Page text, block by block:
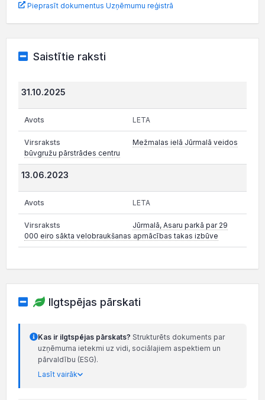
Pieprasīt dokumentus Uzņēmumu reģistrā
Saistītie raksti
31.10.2025
LETA
Mežmalas ielā Jūrmalā veidos
būvgružu pārstrādes centru
13.06.2023
LETA
Jūrmalā, Asaru parkā par 29
000 eiro sākta velobraukšanas apmācības takas izbūve
Ilgtspējas pārskati
Kas ir ilgtspējas pārskats? Strukturēts dokuments par
uzņēmuma ietekmi uz vidi, sociālajiem aspektiem un
pārvaldību (ESG).
Lasīt vairāk